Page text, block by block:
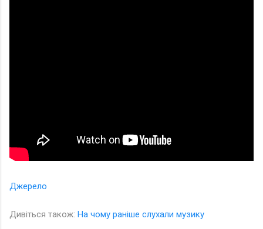
Джерело
Дивіться також: На чому раніше слухали музику